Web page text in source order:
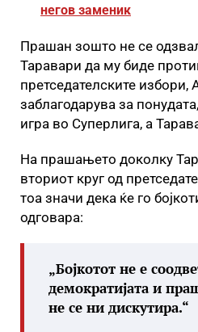
негов заменик
Прашан зошто не се
Таравари да му биде
претседателските избори,
заблагодарува за
игра во Суперлига, а
На прашањето доколку
вториот круг од
тоа значи дека ќе го
одговара:
„Бојкотот не е
демократијата и
не се ни дискутира.“